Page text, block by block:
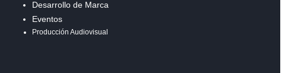
Desarrollo de Marca
Eventos
Producción Audiovisual